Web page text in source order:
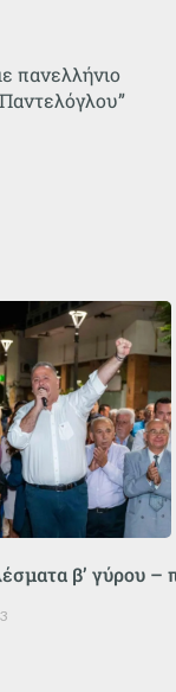
πανελλήνιο
β’ γύρου –